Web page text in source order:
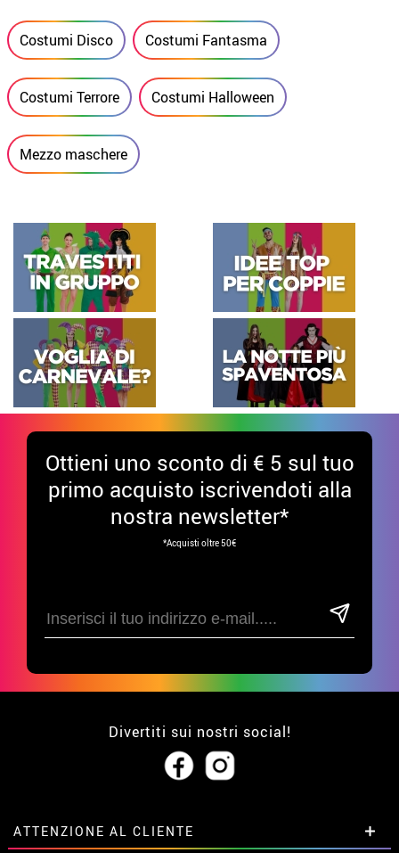
Costumi Disco Costumi Fantasma
Costumi Terrore Costumi Halloween
Mezzo maschere
Ottieni uno sconto di € 5 sul tuo
primo acquisto iscrivendoti alla
nostra newsletter*
*Acquisti oltre 50€
Divertiti sui nostri social!
ATTENZIONE AL CLIENTE